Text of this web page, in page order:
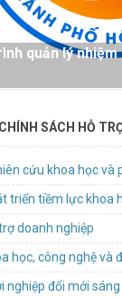
quản lý
CHÍNH SÁCH HỖ
cứu khoa học và
triển tiềm lực khoa
doanh nghiệp
nghiệp đổi mới